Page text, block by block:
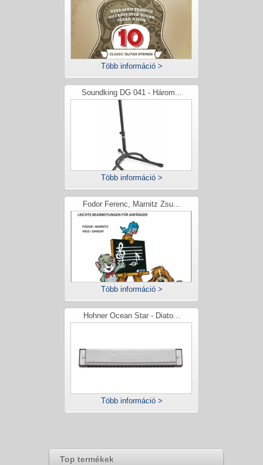
Több információ >
Soundking DG 041 - Három...
Több információ >
Fodor Ferenc, Marnitz Zsu...
Több információ >
Hohner Ocean Star - Diato...
Több információ >
Top termékek